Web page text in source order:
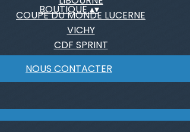
COUPE DU MONDE LUCERNE
VICHY
CDF SPRINT
BOUTIQUE▴▾
NOUS CONTACTER